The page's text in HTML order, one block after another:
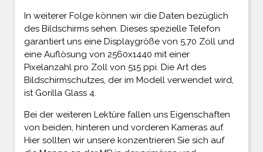
In weiterer Folge können wir die Daten bezüglich
des Bildschirms sehen. Dieses spezielle Telefon
garantiert uns eine Displaygröße von 5,70 Zoll und
eine Auflösung von 2560x1440 mit einer
Pixelanzahl pro Zoll von 515 ppi. Die Art des
Bildschirmschutzes, der im Modell verwendet wird,
ist Gorilla Glass 4.
Bei der weiteren Lektüre fallen uns Eigenschaften
von beiden, hinteren und vorderen Kameras auf.
Hier sollten wir unsere konzentrieren Sie sich auf